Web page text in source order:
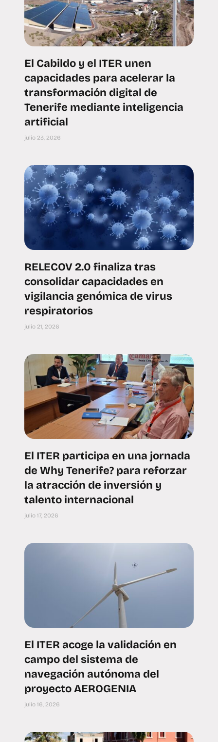
El Cabildo y el ITER unen
capacidades para acelerar la
transformación digital de
Tenerife mediante inteligencia
artificial
julio 23, 2026
RELECOV 2.0 finaliza tras
consolidar capacidades en
vigilancia genómica de virus
respiratorios
julio 21, 2026
El ITER participa en una jornada
de Why Tenerife? para reforzar
la atracción de inversión y
talento internacional
julio 17, 2026
El ITER acoge la validación en
campo del sistema de
navegación autónoma del
proyecto AEROGENIA
julio 16, 2026